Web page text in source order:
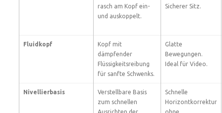
rasch am Kopf ein-
und auskoppelt.
Sicherer Sitz.
Fluidkopf
Kopf mit
dämpfender
Flüssigkeitsreibung
für sanfte Schwenks.
Glatte
Bewegungen.
Ideal für Video.
Nivellierbasis
Verstellbare Basis
zum schnellen
Schnelle
Horizontkorrektur